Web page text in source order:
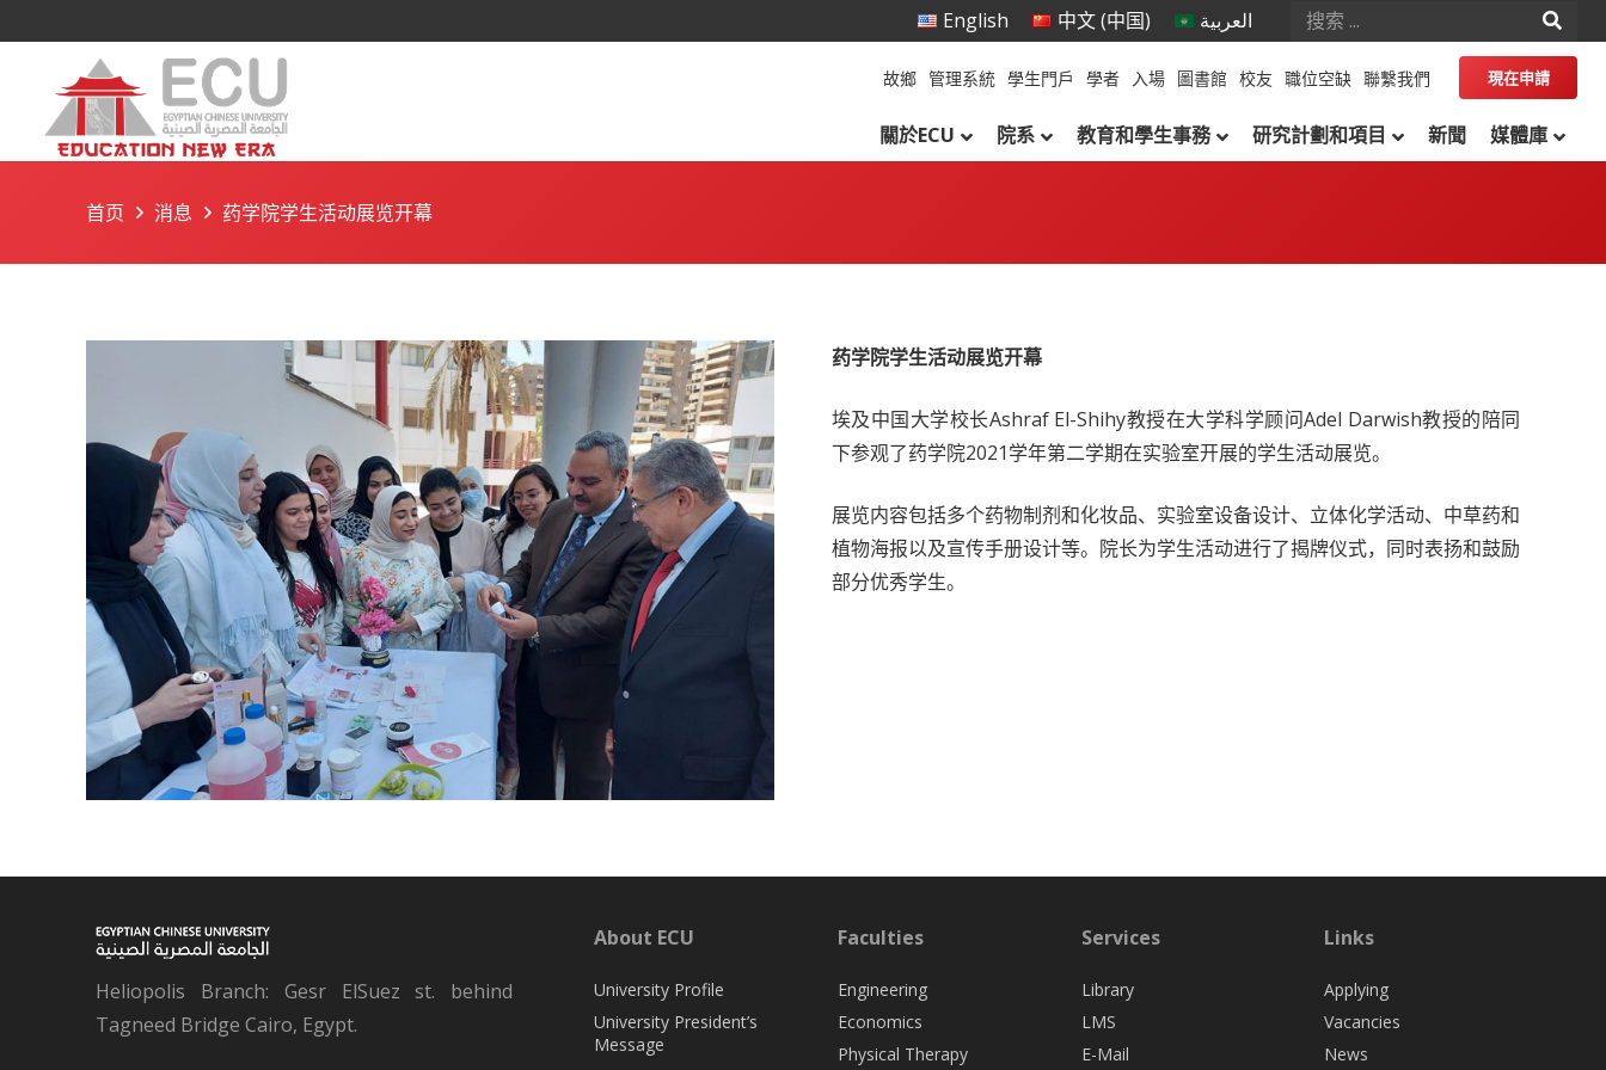
English 中文 (中国) العربية
故鄉 管理系統 學生門戶 學者 入場 圖書館 校友 職位空缺 聯繫我們 現在申請
關於ECU 院系 教育和學生事務 研究計劃和項目 新聞 媒體庫
首页 消息 药学院学生活动展览开幕
药学院学生活动展览开幕
埃及中国大学校长Ashraf El-Shihy教授在大学科学顾问Adel Darwish教授的陪同
下参观了药学院2021学年第二学期在实验室开展的学生活动展览。
展览内容包括多个药物制剂和化妆品、实验室设备设计、立体化学活动、中草药和
植物海报以及宣传手册设计等。院长为学生活动进行了揭牌仪式，同时表扬和鼓励
部分优秀学生。
Heliopolis Branch: Gesr ElSuez st. behind
Tagneed Bridge Cairo, Egypt.
About ECU
University Profile
University President’s
Message
Faculties
Engineering
Economics
Physical Therapy
Services
Library
LMS
E-Mail
Links
Applying
Vacancies
News